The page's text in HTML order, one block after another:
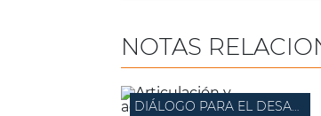
NOTAS
DIÁLOGO PARA EL DESARROLLO LOCAL